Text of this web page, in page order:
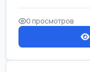
0 просмотров